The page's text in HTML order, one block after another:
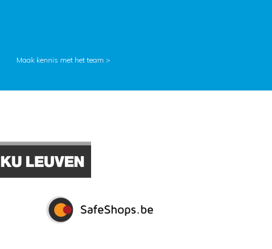
Maak kennis met het team >